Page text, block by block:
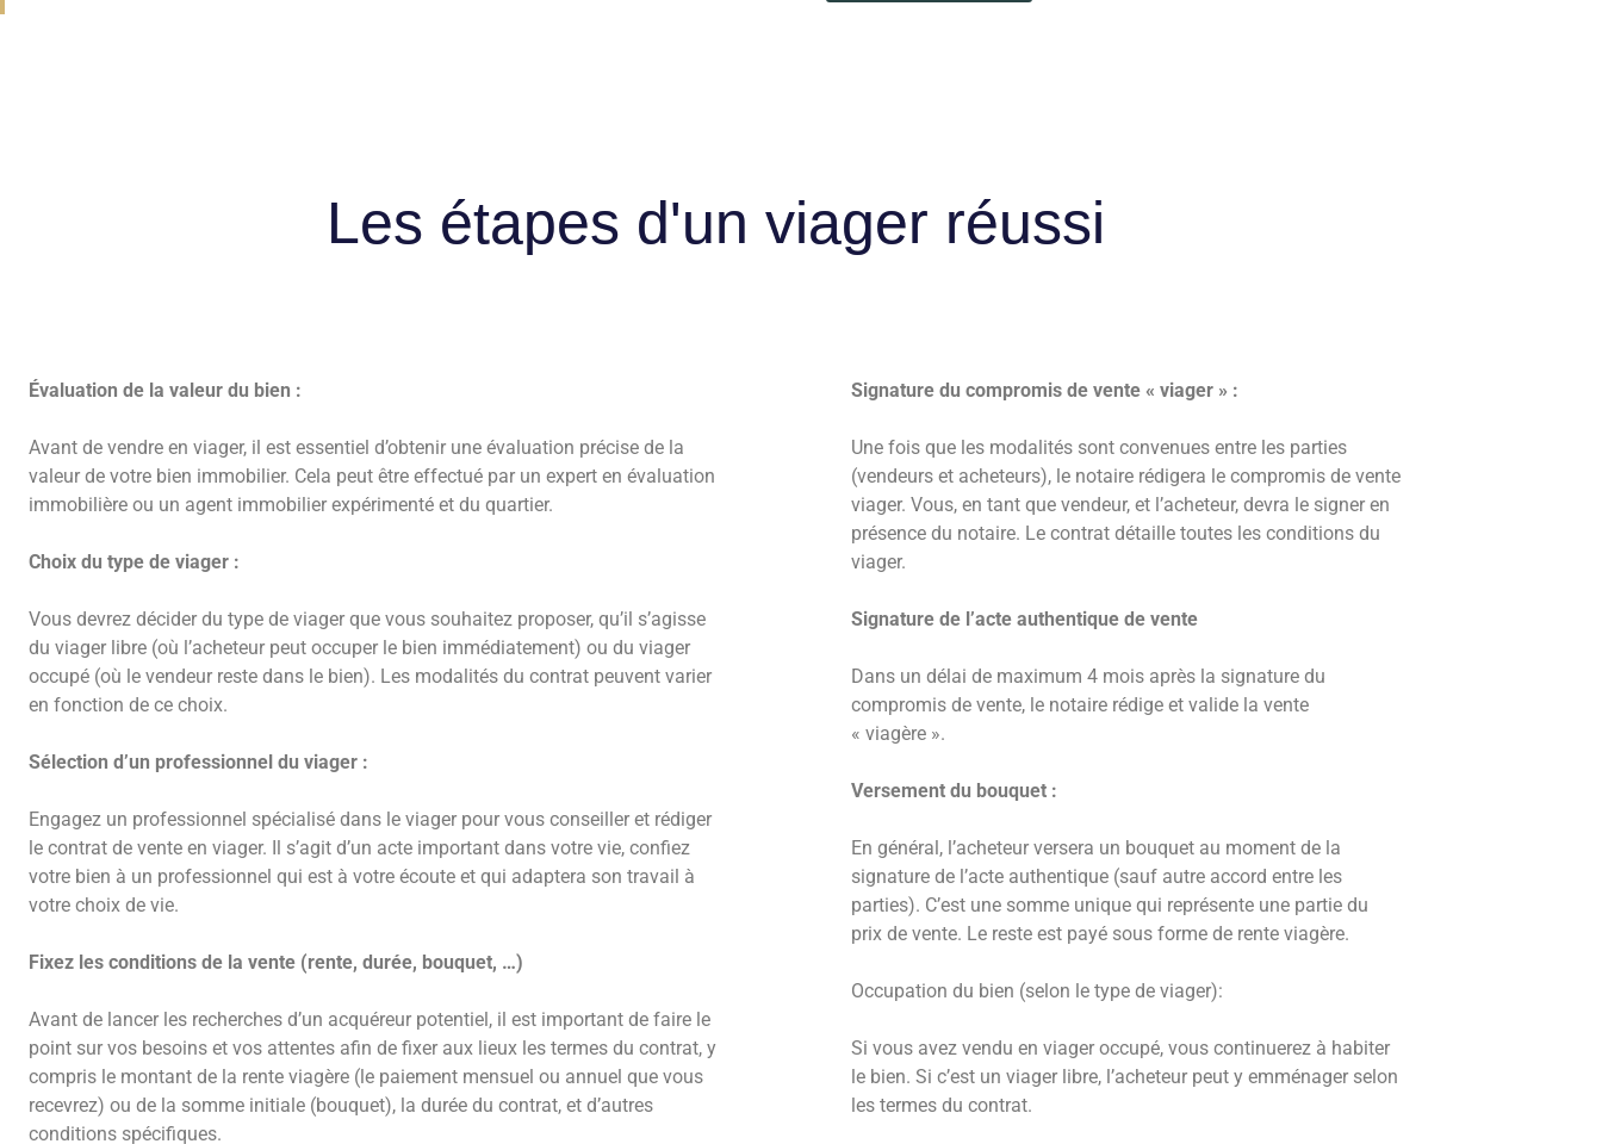
Les étapes d'un viager réussi
Évaluation de la valeur du bien :
Avant de vendre en viager, il est essentiel d’obtenir une évaluation précise de la
valeur de votre bien immobilier. Cela peut être effectué par un expert en évaluation
immobilière ou un agent immobilier expérimenté et du quartier.
Choix du type de viager :
Vous devrez décider du type de viager que vous souhaitez proposer, qu’il s’agisse
du viager libre (où l’acheteur peut occuper le bien immédiatement) ou du viager
occupé (où le vendeur reste dans le bien). Les modalités du contrat peuvent varier
en fonction de ce choix.
Sélection d’un professionnel du viager :
Engagez un professionnel spécialisé dans le viager pour vous conseiller et rédiger
le contrat de vente en viager. Il s’agit d’un acte important dans votre vie, confiez
votre bien à un professionnel qui est à votre écoute et qui adaptera son travail à
votre choix de vie.
Fixez les conditions de la vente (rente, durée, bouquet, …)
Avant de lancer les recherches d’un acquéreur potentiel, il est important de faire le
point sur vos besoins et vos attentes afin de fixer aux lieux les termes du contrat, y
compris le montant de la rente viagère (le paiement mensuel ou annuel que vous
recevrez) ou de la somme initiale (bouquet), la durée du contrat, et d’autres
conditions spécifiques.
Signature du compromis de vente « viager » :
Une fois que les modalités sont convenues entre les parties
(vendeurs et acheteurs), le notaire rédigera le compromis de vente
viager. Vous, en tant que vendeur, et l’acheteur, devra le signer en
présence du notaire. Le contrat détaille toutes les conditions du
viager.
Signature de l’acte authentique de vente
Dans un délai de maximum 4 mois après la signature du
compromis de vente, le notaire rédige et valide la vente
« viagère ».
Versement du bouquet :
En général, l’acheteur versera un bouquet au moment de la
signature de l’acte authentique (sauf autre accord entre les
parties). C’est une somme unique qui représente une partie du
prix de vente. Le reste est payé sous forme de rente viagère.
Occupation du bien (selon le type de viager):
Si vous avez vendu en viager occupé, vous continuerez à habiter
le bien. Si c’est un viager libre, l’acheteur peut y emménager selon
les termes du contrat.